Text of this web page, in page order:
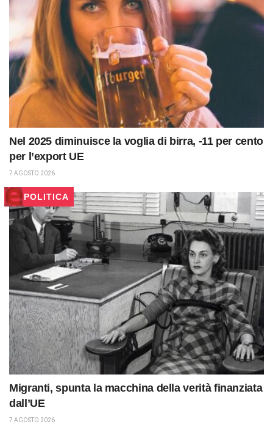
Nel 2025 diminuisce la voglia di birra, -11 per cento
per l’export UE
7 AGOSTO 2026
POLITICA
Migranti, spunta la macchina della verità finanziata
dall’UE
7 AGOSTO 2026